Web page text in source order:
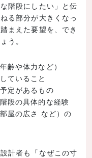
階段にしたい」と伝
る部分が大きくなっ
まえた要望を、でき
う。
齢や体力など）
ていること
定があるもの
段の具体的な経験
屋の広さ など）の
計者も「なぜこの寸